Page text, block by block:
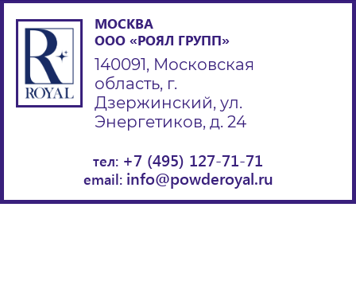
МОСКВА
ООО «РОЯЛ ГРУПП»
140091, Московская
область, г.
Дзержинский, ул.
Энергетиков, д. 24
тел: +7 (495) 127-71-71
email: info@powderoyal.ru